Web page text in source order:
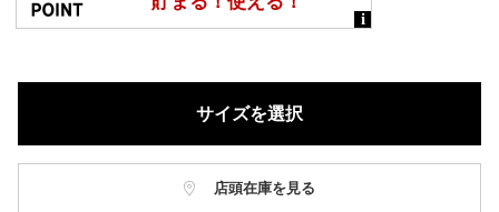
サイズを選択
店頭在庫を見る